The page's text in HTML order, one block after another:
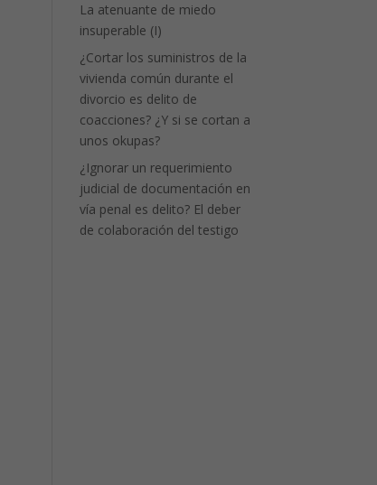
La atenuante de miedo
insuperable (I)
¿Cortar los suministros de la
vivienda común durante el
divorcio es delito de
coacciones? ¿Y si se cortan a
unos okupas?
¿Ignorar un requerimiento
judicial de documentación en
vía penal es delito? El deber
de colaboración del testigo